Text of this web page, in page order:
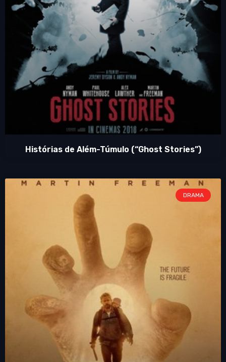
Histórias de Além-Túmulo (“Ghost Stories”)
DRAMA